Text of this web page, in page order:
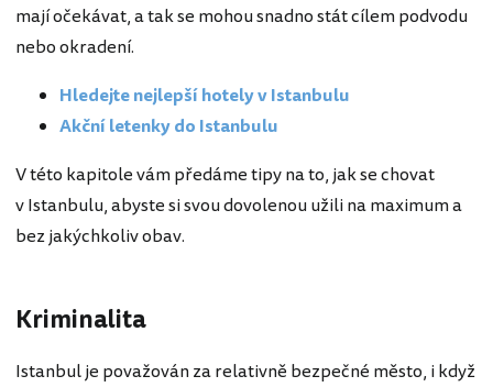
mají očekávat, a tak se mohou snadno stát cílem podvodu
nebo okradení.
Hledejte nejlepší hotely v Istanbulu
Akční letenky do Istanbulu
V této kapitole vám předáme tipy na to, jak se chovat
v Istanbulu, abyste si svou dovolenou užili na maximum a
bez jakýchkoliv obav.
Kriminalita
Istanbul je považován za relativně bezpečné město, i když